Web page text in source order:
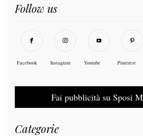
Follow us
Facebook Instagram Youtube Pinterest
Fai pubblicità su Sposi
Categorie